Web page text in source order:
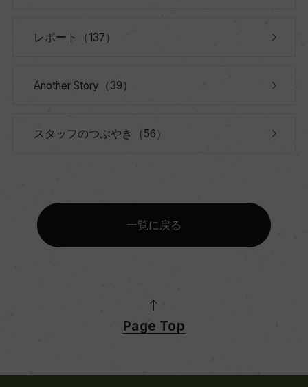
レポート（137）
Another Story（39）
スタッフのつぶやき（56）
一覧に戻る
Page Top